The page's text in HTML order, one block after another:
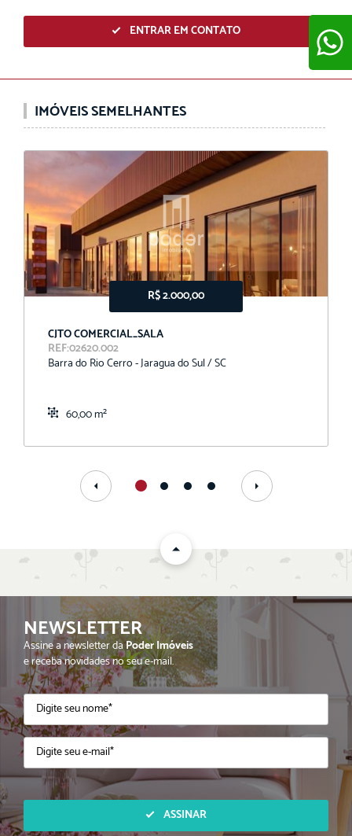
ENTRAR EM CONTATO
IMÓVEIS SEMELHANTES
R$ 2.000,00
CJTO COMERCIAL_SALA
REF:02620.002
Barra do Rio Cerro - Jaragua do Sul / SC
60,00 m²
NEWSLETTER
Assine a newsletter daPoder Imóveis
e receba novidades no seu e-mail.
ASSINAR